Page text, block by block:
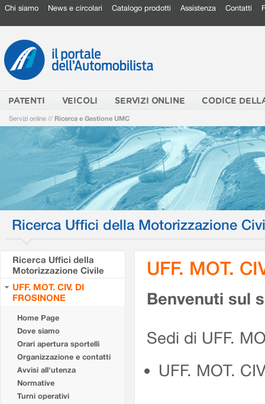
Chi siamo News e circolari Catalogo prodotti Assistenza Contatti
PATENTI VEICOLI SERVIZI ONLINE CODICE
Servizi online // Ricerca e Gestione UMC
Ricerca Uffici della Motorizzazione
Ricerca Uffici della
Motorizzazione Civile
UFF. MOT. CIV. DI
FROSINONE
Home Page
Dove siamo
Orari apertura sportelli
Organizzazione e contatti
Avvisi all'utenza
Normative
Turni operativi
UFF. MOT.
Benvenuti sul
Sedi di UFF.
UFF. MOT.